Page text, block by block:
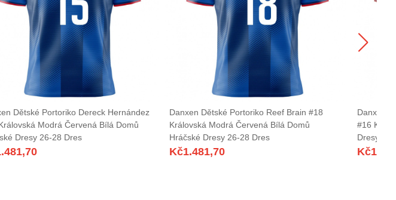
Dětské Portoriko Dereck Hernández
Modrá Červená Bílá Domů
Dresy 26-28 Dres
Danxen Dětské Portoriko Reef Brain #18
Královská Modrá Červená Bílá Domů
Hráčské Dresy 26-28 Dres
Kč1.481,70
Danxen
#16
Dresy
Kč